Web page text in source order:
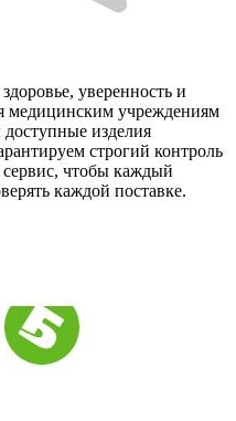
уверенность и
медицинским учреждениям
изделия
строгий контроль
чтобы каждый
каждой поставке.